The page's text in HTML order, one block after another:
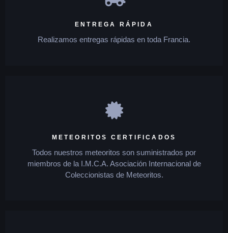
ENTREGA RÁPIDA
Realizamos entregas rápidas en toda Francia.
METEORITOS CERTIFICADOS
Todos nuestros meteoritos son suministrados por
miembros de la I.M.C.A. Asociación Internacional de
Coleccionistas de Meteoritos.